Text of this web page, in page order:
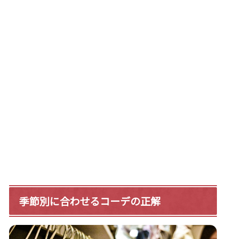
季節別に合わせるコーデの正解